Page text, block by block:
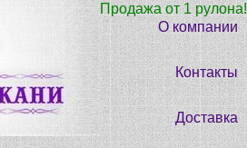
Продажа от 1 рулона!
О компании
Контакты
Доставка